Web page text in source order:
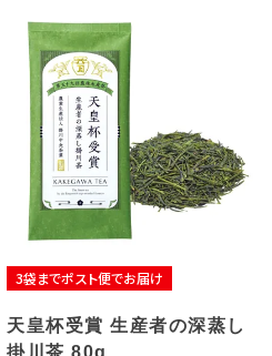
3袋までポスト便でお届け
天皇杯受賞 生産者の深蒸し
掛川茶 80g